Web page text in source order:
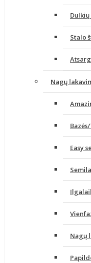
Stalo
Nagų
Easy
Nagų